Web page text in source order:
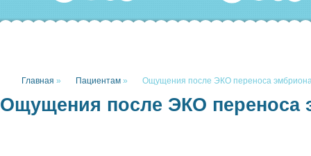
Главная » Пациентам » Ощущения после ЭКО переноса
Ощущения после ЭКО переноса